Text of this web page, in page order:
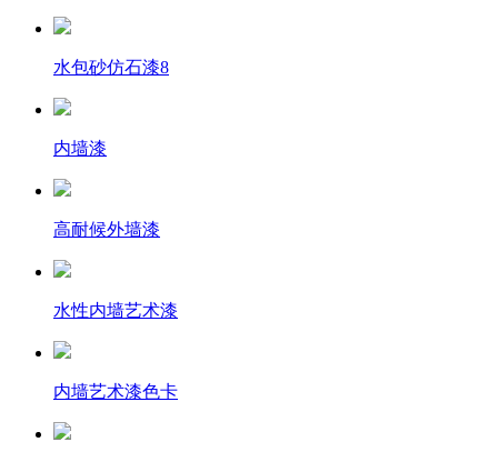
水包砂仿石漆8
内墙漆
高耐候外墙漆
水性内墙艺术漆
内墙艺术漆色卡